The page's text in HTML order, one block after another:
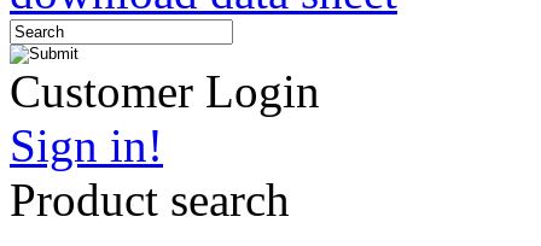
Customer Login
Sign in!
Product search